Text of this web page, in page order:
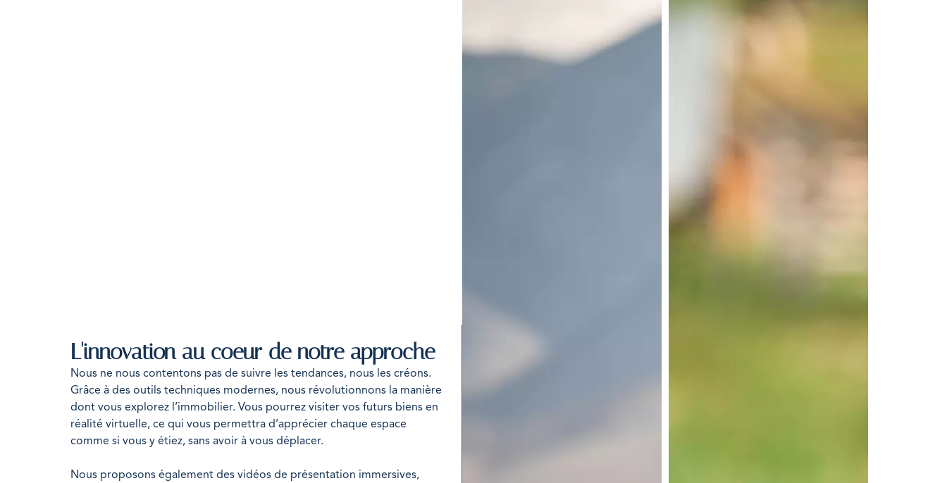
L'innovation au coeur de notre approche
Nous ne nous contentons pas de suivre les tendances, nous les créons.
Grâce à des outils techniques modernes, nous révolutionnons la manière
dont vous explorez l’immobilier. Vous pourrez visiter vos futurs biens en
réalité virtuelle, ce qui vous permettra d’apprécier chaque espace
comme si vous y étiez, sans avoir à vous déplacer.
Nous proposons également des vidéos de présentation immersives,